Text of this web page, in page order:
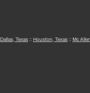
Dallas, Texas :: Houston, Texas :: Mc